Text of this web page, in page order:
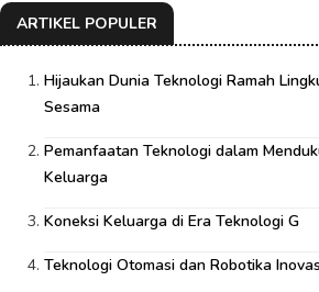
ARTIKEL POPULER
Hijaukan Dunia Teknologi Ramah
Sesama
Pemanfaatan Teknologi dalam
Keluarga
Koneksi Keluarga di Era Teknologi G
Teknologi Otomasi dan Robotika